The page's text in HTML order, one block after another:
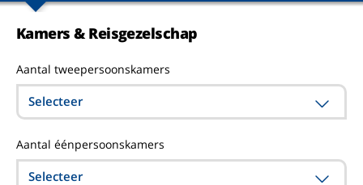
Kamers & Reisgezelschap
Aantal tweepersoonskamers
Selecteer
Aantal éénpersoonskamers
Selecteer